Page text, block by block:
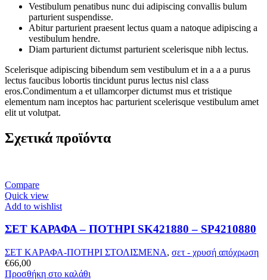
Vestibulum penatibus nunc dui adipiscing convallis bulum
parturient suspendisse.
Abitur parturient praesent lectus quam a natoque adipiscing a
vestibulum hendre.
Diam parturient dictumst parturient scelerisque nibh lectus.
Scelerisque adipiscing bibendum sem vestibulum et in a a a purus
lectus faucibus lobortis tincidunt purus lectus nisl class
eros.Condimentum a et ullamcorper dictumst mus et tristique
elementum nam inceptos hac parturient scelerisque vestibulum amet
elit ut volutpat.
Σχετικά προϊόντα
Compare
Quick view
Add to wishlist
ΣΕΤ ΚΑΡΑΦΑ – ΠΟΤΗΡΙ SK421880 – SP4210880
ΣΕΤ ΚΑΡΑΦΑ-ΠΟΤΗΡΙ ΣΤΟΛΙΣΜΕΝΑ, σετ - χρυσή απόχρωση
€66,00
Προσθήκη στο καλάθι